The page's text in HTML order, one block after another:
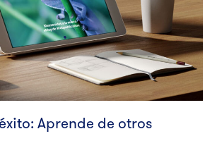
Aprende de otros